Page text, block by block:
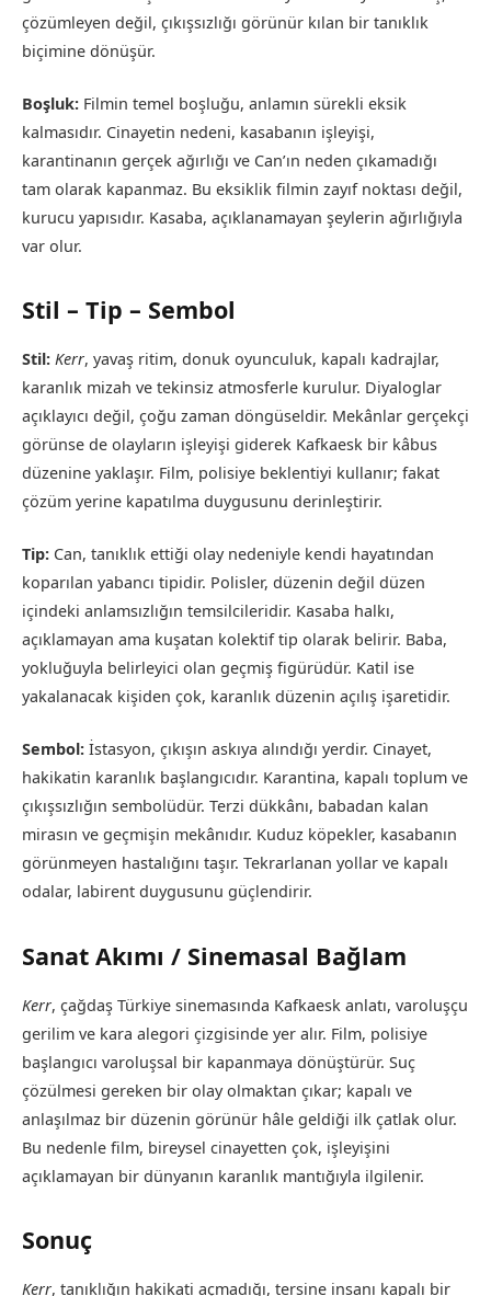
çözümleyen değil, çıkışsızlığı görünür kılan bir tanıklık
biçimine dönüşür.
Boşluk: Filmin temel boşluğu, anlamın sürekli eksik
kalmasıdır. Cinayetin nedeni, kasabanın işleyişi,
karantinanın gerçek ağırlığı ve Can’ın neden çıkamadığı
tam olarak kapanmaz. Bu eksiklik filmin zayıf noktası değil,
kurucu yapısıdır. Kasaba, açıklanamayan şeylerin ağırlığıyla
var olur.
Stil – Tip – Sembol
Stil: Kerr, yavaş ritim, donuk oyunculuk, kapalı kadrajlar,
karanlık mizah ve tekinsiz atmosferle kurulur. Diyaloglar
açıklayıcı değil, çoğu zaman döngüseldir. Mekânlar gerçekçi
görünse de olayların işleyişi giderek Kafkaesk bir kâbus
düzenine yaklaşır. Film, polisiye beklentiyi kullanır; fakat
çözüm yerine kapatılma duygusunu derinleştirir.
Tip: Can, tanıklık ettiği olay nedeniyle kendi hayatından
koparılan yabancı tipidir. Polisler, düzenin değil düzen
içindeki anlamsızlığın temsilcileridir. Kasaba halkı,
açıklamayan ama kuşatan kolektif tip olarak belirir. Baba,
yokluğuyla belirleyici olan geçmiş figürüdür. Katil ise
yakalanacak kişiden çok, karanlık düzenin açılış işaretidir.
Sembol: İstasyon, çıkışın askıya alındığı yerdir. Cinayet,
hakikatin karanlık başlangıcıdır. Karantina, kapalı toplum ve
çıkışsızlığın sembolüdür. Terzi dükkânı, babadan kalan
mirasın ve geçmişin mekânıdır. Kuduz köpekler, kasabanın
görünmeyen hastalığını taşır. Tekrarlanan yollar ve kapalı
odalar, labirent duygusunu güçlendirir.
Sanat Akımı / Sinemasal Bağlam
Kerr, çağdaş Türkiye sinemasında Kafkaesk anlatı, varoluşçu
gerilim ve kara alegori çizgisinde yer alır. Film, polisiye
başlangıcı varoluşsal bir kapanmaya dönüştürür. Suç
çözülmesi gereken bir olay olmaktan çıkar; kapalı ve
anlaşılmaz bir düzenin görünür hâle geldiği ilk çatlak olur.
Bu nedenle film, bireysel cinayetten çok, işleyişini
açıklamayan bir dünyanın karanlık mantığıyla ilgilenir.
Sonuç
Kerr, tanıklığın hakikati açmadığı, tersine insanı kapalı bir